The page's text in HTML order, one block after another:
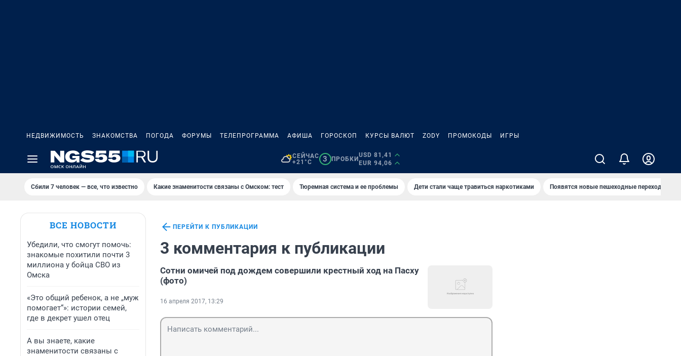
НЕДВИЖИМОСТЬ ЗНАКОМСТВА ПОГОДА ФОРУМЫ ТЕЛЕПРОГРАММА АФИША ГОРОСКОП КУРСЫ ВАЛЮТ ZODY ПРОМОКОДЫ ИГРЫ
СЕЙЧАС
+21°C
3 ПРОБКИ
USD 81,41
EUR 94,06
Сбили 7 человек — все, что известно Какие знаменитости связаны с Омском: тест Тюремная система и ее проблемы Дети стали чаще травиться наркотиками Появятся новые пешеходные переходы
ВСЕ НОВОСТИ
Убедили, что смогут помочь:
знакомые похитили почти 3
миллиона у бойца СВО из
Омска
«Это общий ребенок, а не „муж
помогает“»: истории семей,
где в декрет ушел отец
А вы знаете, какие
знаменитости связаны с
ПЕРЕЙТИ К ПУБЛИКАЦИИ
3 комментария к публикации
Сотни омичей под дождем совершили крестный ход на Пасху
(фото)
16 апреля 2017, 13:29